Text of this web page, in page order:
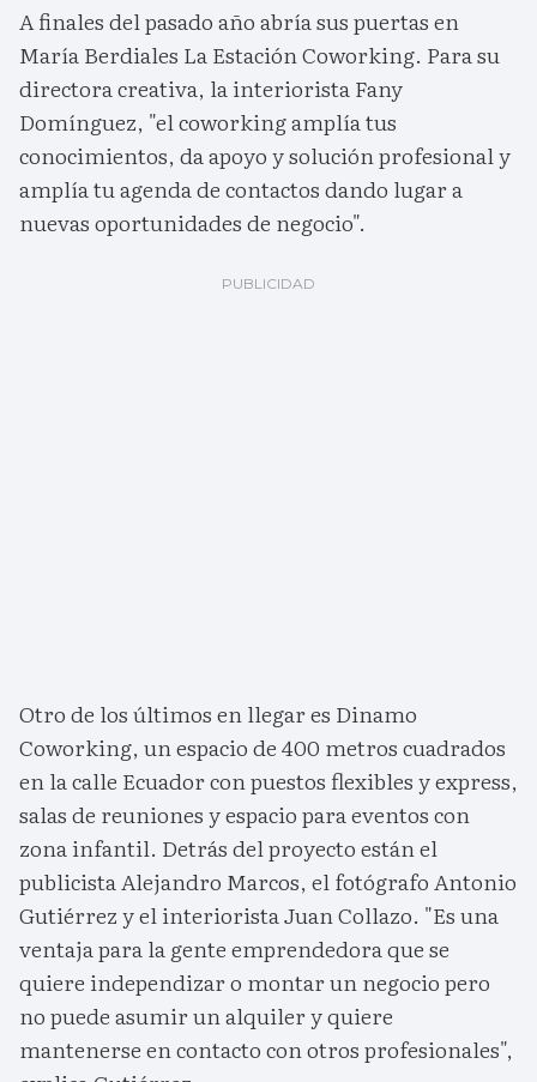
A finales del pasado año abría sus puertas en
María Berdiales La Estación Coworking. Para su
directora creativa, la interiorista Fany
Domínguez, "el coworking amplía tus
conocimientos, da apoyo y solución profesional y
amplía tu agenda de contactos dando lugar a
nuevas oportunidades de negocio".
Otro de los últimos en llegar es Dinamo
Coworking, un espacio de 400 metros cuadrados
en la calle Ecuador con puestos flexibles y express,
salas de reuniones y espacio para eventos con
zona infantil. Detrás del proyecto están el
publicista Alejandro Marcos, el fotógrafo Antonio
Gutiérrez y el interiorista Juan Collazo. "Es una
ventaja para la gente emprendedora que se
quiere independizar o montar un negocio pero
no puede asumir un alquiler y quiere
mantenerse en contacto con otros profesionales",